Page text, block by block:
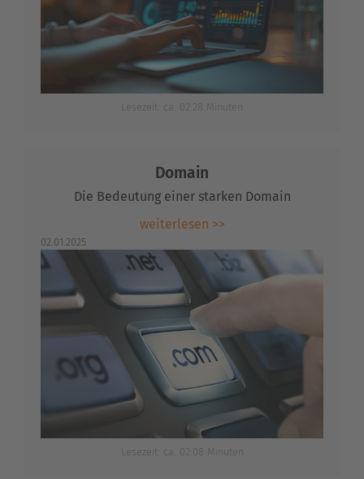
Lesezeit: ca. 02:28 Minuten
Domain
Die Bedeutung einer starken Domain
weiterlesen >>
02.01.2025
Lesezeit: ca. 02:08 Minuten